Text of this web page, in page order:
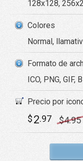
128x128,
Colores
Normal,
Formato de
ICO, PNG,
Precio por
$2.97 $4.95